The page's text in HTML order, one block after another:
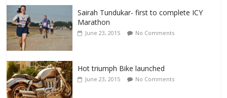
Sairah Tundukar- first to complete ICY
Marathon
June 23, 2015 No Comments
Hot triumph Bike launched
June 23, 2015 No Comments